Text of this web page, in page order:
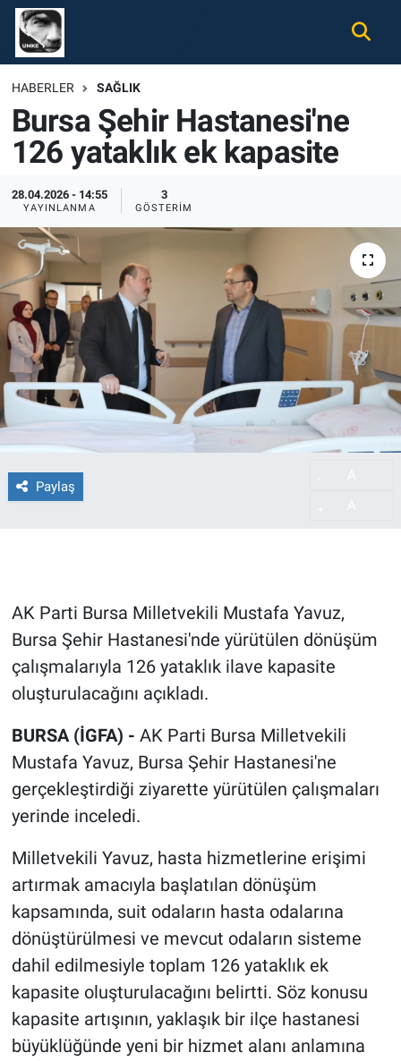
HABERLER SAĞLIK
Bursa Şehir Hastanesi'ne
126 yataklık ek kapasite
28.04.2026 - 14:55
YAYINLANMA
3
GÖSTERIM
Paylaş
AK Parti Bursa Milletvekili Mustafa Yavuz,
Bursa Şehir Hastanesi'nde yürütülen dönüşüm
çalışmalarıyla 126 yataklık ilave kapasite
oluşturulacağını açıkladı.
BURSA (İGFA) - AK Parti Bursa Milletvekili
Mustafa Yavuz, Bursa Şehir Hastanesi'ne
gerçekleştirdiği ziyarette yürütülen çalışmaları
yerinde inceledi.
Milletvekili Yavuz, hasta hizmetlerine erişimi
artırmak amacıyla başlatılan dönüşüm
kapsamında, suit odaların hasta odalarına
dönüştürülmesi ve mevcut odaların sisteme
dahil edilmesiyle toplam 126 yataklık ek
kapasite oluşturulacağını belirtti. Söz konusu
kapasite artışının, yaklaşık bir ilçe hastanesi
büyüklüğünde yeni bir hizmet alanı anlamına
Gündem
Ekonomi
Spor
Magazin
Tüm Haberler
İletişim
Künye
Nöbetçi Eczaneler
Hava Durumu
Namaz Vakitleri
Trafik Durumu
Süper Lig Puan Durumu ve Fikstür
Tüm Manşetler
Son Dakika Haberleri
Haber Arşivi